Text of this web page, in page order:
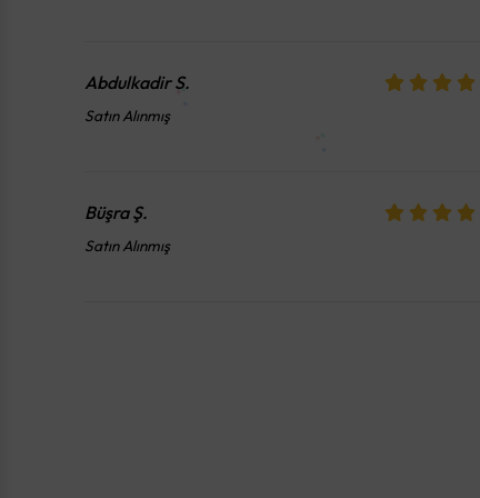
Abdulkadir S.
Satın Alınmış
Büşra Ş.
Satın Alınmış